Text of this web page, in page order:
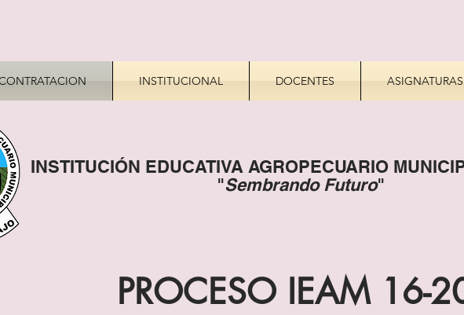
INSTITUCIONAL DOCENTES ASIGNATURAS
INSTITUCIÓN EDUCATIVA AGROPECUARIO
"Sembrando Futuro"
PROCESO IEAM 16-